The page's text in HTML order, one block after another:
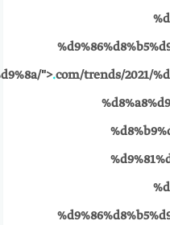
">.com/trends/2021/